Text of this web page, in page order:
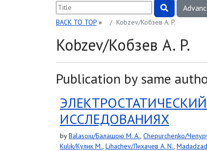
BACK TO TOP » Kobzev/Кобзев A. P.
Kobzev/Кобзев A. P.
Publication by same
ИССЛЕДОВАНИЯХ
byBalasoiu/Балашою M. A., Chepurchenko/
Kulik/Кулик M., Lihachev/Лихачев A. N.,